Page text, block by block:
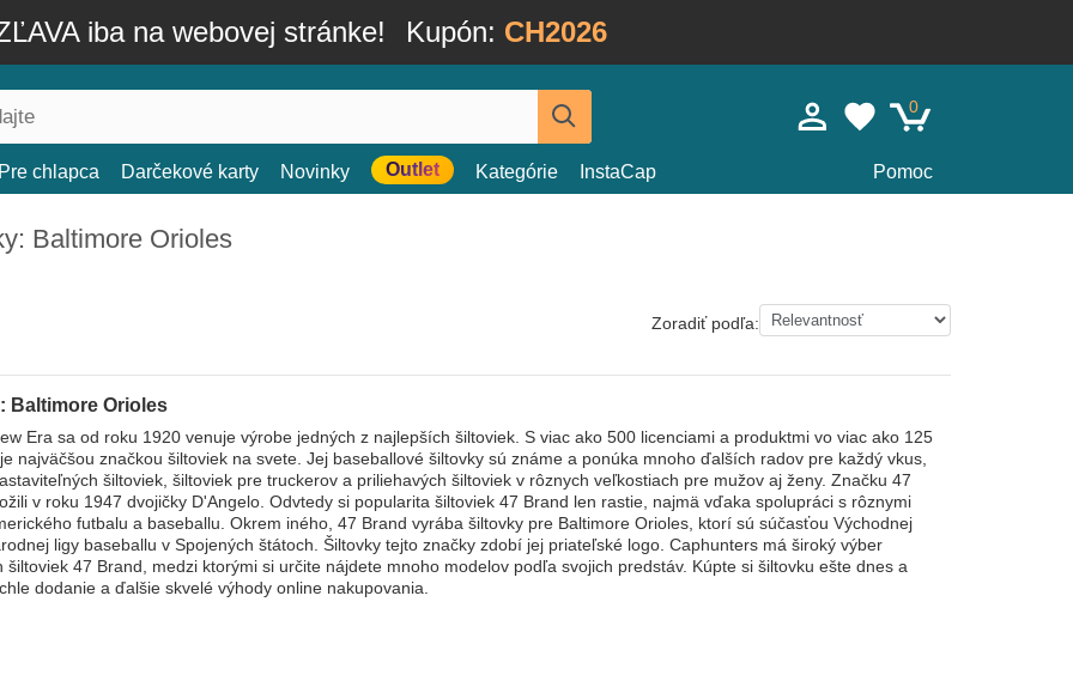
iba na webovej stránke! Kupón: CH2026
0
Pre chlapca Darčekové karty Novinky Outlet Kategórie InstaCap Pomoc
Baltimore Orioles
Zoradiť podľa:
Baltimore Orioles
Era sa od roku 1920 venuje výrobe jedných z najlepších šiltoviek. S viac ako 500 licenciami a produktmi vo viac ako 125
najväčšou značkou šiltoviek na svete. Jej baseballové šiltovky sú známe a ponúka mnoho ďalších radov pre každý vkus,
šiltoviek, šiltoviek pre truckerov a priliehavých šiltoviek v rôznych veľkostiach pre mužov aj ženy. Značku 47
v roku 1947 dvojičky D'Angelo. Odvtedy si popularita šiltoviek 47 Brand len rastie, najmä vďaka spolupráci s rôznymi
futbalu a baseballu. Okrem iného, 47 Brand vyrába šiltovky pre Baltimore Orioles, ktorí sú súčasťou Východnej
ligy baseballu v Spojených štátoch. Šiltovky tejto značky zdobí jej priateľské logo. Caphunters má široký výber
šiltoviek 47 Brand, medzi ktorými si určite nájdete mnoho modelov podľa svojich predstáv. Kúpte si šiltovku ešte dnes a
dodanie a ďalšie skvelé výhody online nakupovania.